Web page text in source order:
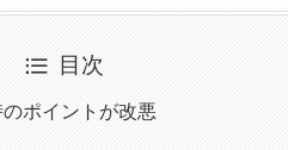
目次
ポイントが改悪